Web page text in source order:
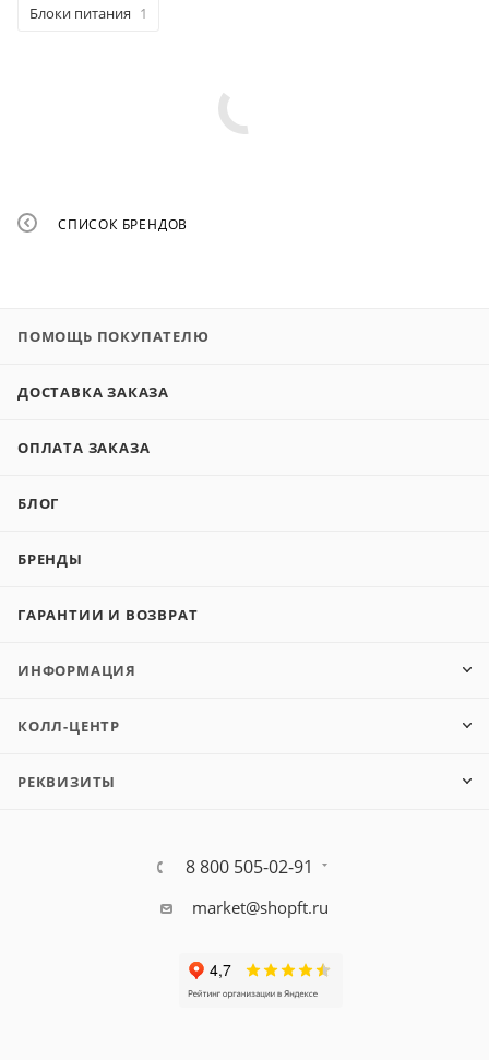
Блоки питания 1
СПИСОК БРЕНДОВ
ПОМОЩЬ ПОКУПАТЕЛЮ
ДОСТАВКА ЗАКАЗА
ОПЛАТА ЗАКАЗА
БЛОГ
БРЕНДЫ
ГАРАНТИИ И ВОЗВРАТ
ИНФОРМАЦИЯ
КОЛЛ-ЦЕНТР
РЕКВИЗИТЫ
8 800 505-02-91
market@shopft.ru